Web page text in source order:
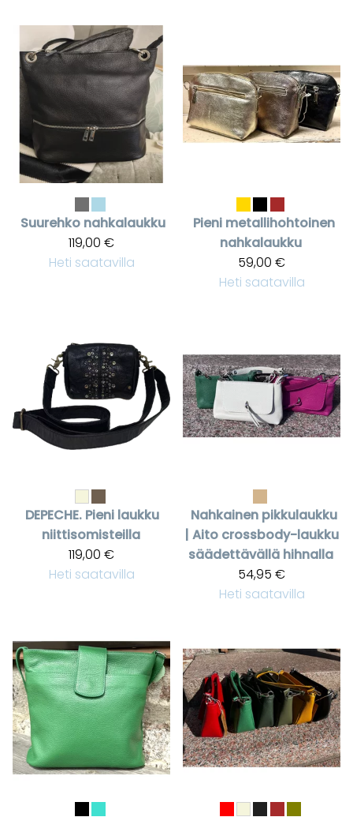
Suurehko nahkalaukku
119,00 €
Heti saatavilla
Pieni metallihohtoinen
nahkalaukku
59,00 €
Heti saatavilla
DEPECHE. Pieni laukku
niittisomisteilla
119,00 €
Heti saatavilla
Nahkainen pikkulaukku
| Aito crossbody-laukku
säädettävällä hihnalla
54,95 €
Heti saatavilla